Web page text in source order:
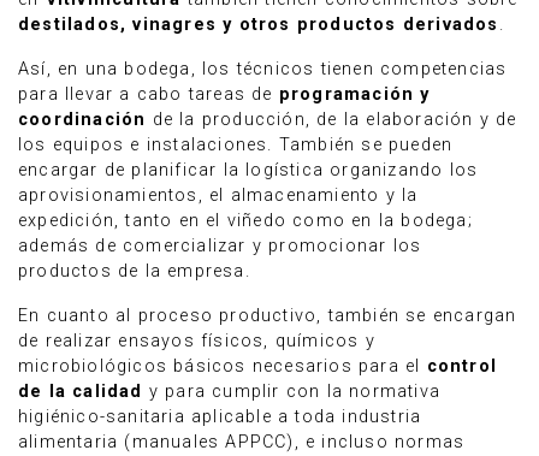
destilados, vinagres y otros productos derivados .
Así, en una bodega, los técnicos tienen competencias
para llevar a cabo tareas de programación y
coordinación de la producción, de la elaboración y de
los equipos e instalaciones. También se pueden
encargar de planificar la logística organizando los
aprovisionamientos, el almacenamiento y la
expedición, tanto en el viñedo como en la bodega;
además de comercializar y promocionar los
productos de la empresa.
En cuanto al proceso productivo, también se encargan
de realizar ensayos físicos, químicos y
microbiológicos básicos necesarios para el control
de la calidad y para cumplir con la normativa
higiénico-sanitaria aplicable a toda industria
alimentaria (manuales APPCC), e incluso normas